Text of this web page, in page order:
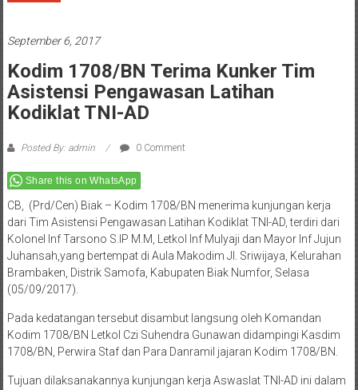
September 6, 2017
Kodim 1708/BN Terima Kunker Tim
Asistensi Pengawasan Latihan
Kodiklat TNI-AD
Posted By: admin 0 Comment
Share this on WhatsApp
CB, (Prd/Cen) Biak – Kodim 1708/BN menerima kunjungan kerja
dari Tim Asistensi Pengawasan Latihan Kodiklat TNI-AD, terdiri dari
Kolonel Inf Tarsono S.IP M.M, Letkol Inf Mulyaji dan Mayor Inf Jujun
Juhansah,yang bertempat di Aula Makodim Jl. Sriwijaya, Kelurahan
Brambaken, Distrik Samofa, Kabupaten Biak Numfor, Selasa
(05/09/2017).
Pada kedatangan tersebut disambut langsung oleh Komandan
Kodim 1708/BN Letkol Czi Suhendra Gunawan didampingi Kasdim
1708/BN, Perwira Staf dan Para Danramil jajaran Kodim 1708/BN.
Tujuan dilaksanakannya kunjungan kerja Aswaslat TNI-AD ini dalam